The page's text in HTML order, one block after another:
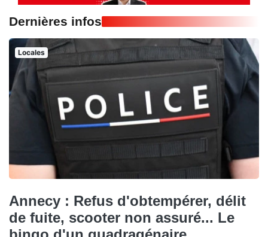
Dernières infos
Locales
Annecy : Refus d'obtempérer, délit
de fuite, scooter non assuré... Le